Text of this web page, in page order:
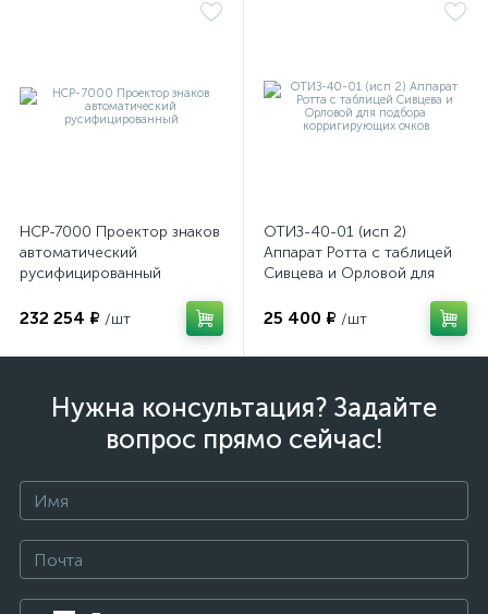
НСР-7000 Проектор знаков
автоматический
русифицированный
232 254 ₽ /шт
ОТИЗ-40-01 (исп 2)
Аппарат Ротта с таблицей
Сивцева и Орловой для
очков
25 400 ₽ /шт
Нужна консультация? Задайте
вопрос прямо сейчас!